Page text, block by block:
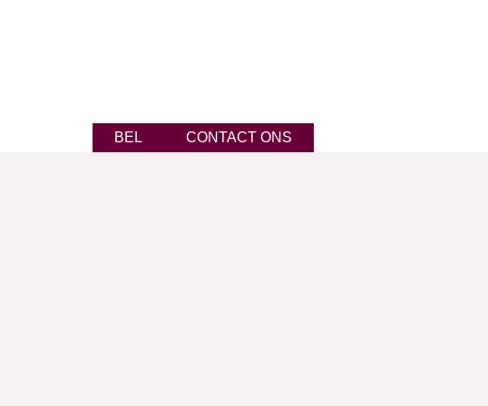
BEL CONTACT ONS